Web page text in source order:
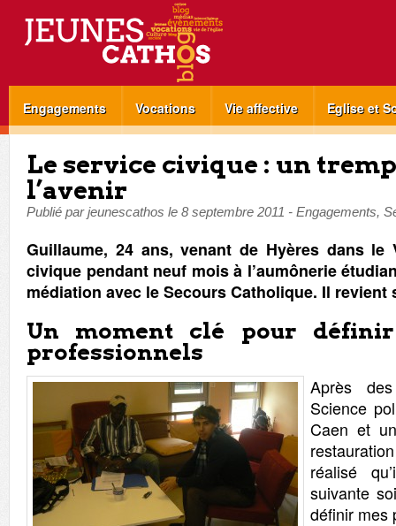
Engagements Vocations Vie affective Eglise et
Le service civique : un
l’avenir
Publié parjeunescathos le 8 septembre 2011 - Engagements,
Guillaume, 24 ans, venant de Hyères dans le
civique pendant neuf mois à l’aumônerie
médiation avec le Secours Catholique. Il revient
Un moment clé pour
professionnels
Après
Science
Caen et
réalisé
suivante
définir mes